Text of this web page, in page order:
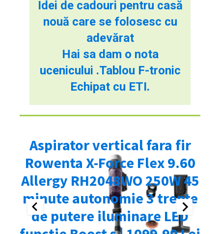
Idei de cadouri pentru casă
nouă care se folosesc cu
adevărat
Hai sa dam o nota
ucenicului .Tablou F-tronic
Echipat cu ETI.